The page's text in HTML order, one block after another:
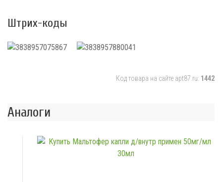
Штрих-коды
Код товара на сайте apt87.ru: 1442
Аналоги